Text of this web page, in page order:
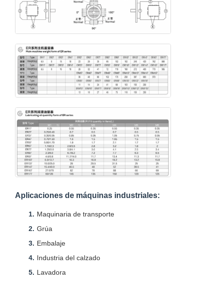
Aplicaciones de máquinas industriales:
Maquinaria de transporte
Grúa
Embalaje
Industria del calzado
Lavadora